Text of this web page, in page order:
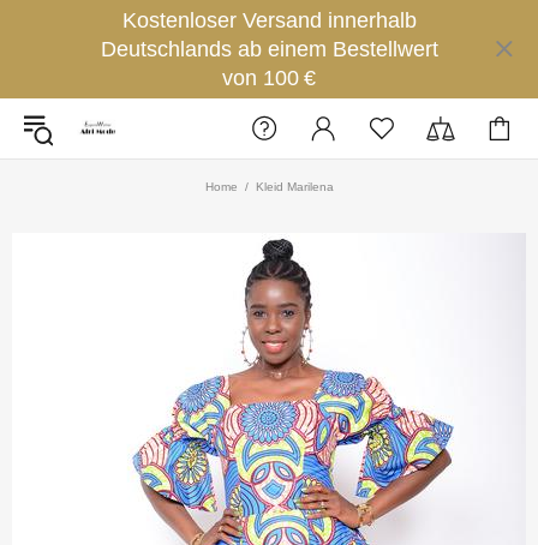
Kostenloser Versand innerhalb
Deutschlands ab einem Bestellwert
von 100 €
Home Kleid Marilena